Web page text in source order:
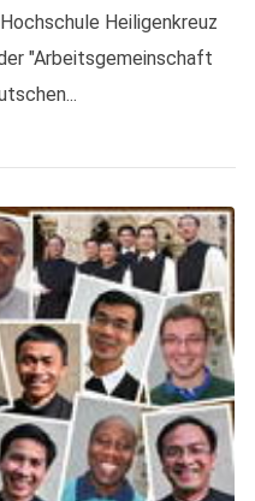
Heiligenkreuz
"Arbeitsgemeinschaft